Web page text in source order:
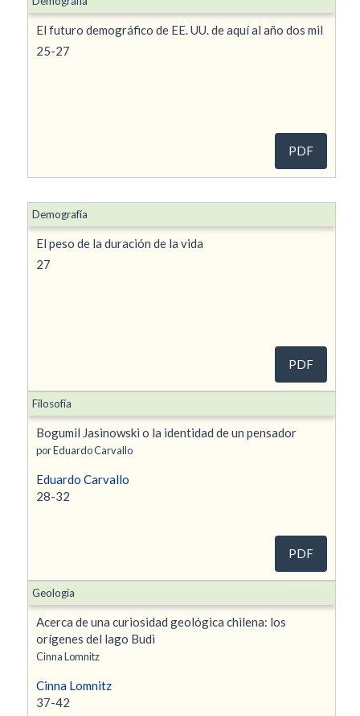
El futuro demográfico de EE. UU. de aquí al año dos mil
25-27
PDF
El peso de la duración de la vida
27
Demografía
PDF
Bogumil Jasinowski o la identidad de un pensador
por Eduardo Carvallo
Eduardo Carvallo
28-32
Filosofía
PDF
Acerca de una curiosidad geológica chilena: los
orígenes del lago Budi
Cinna Lomnitz
Cinna Lomnitz
37-42
Geología